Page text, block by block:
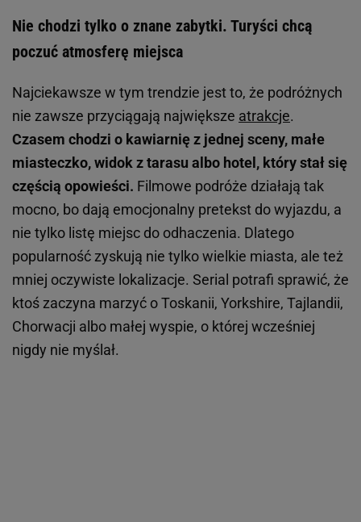
Nie chodzi tylko o znane zabytki. Turyści chcą
poczuć atmosferę miejsca
Najciekawsze w tym trendzie jest to, że podróżnych
nie zawsze przyciągają największe atrakcje.
Czasem chodzi o kawiarnię z jednej sceny, małe
miasteczko, widok z tarasu albo hotel, który stał się
częścią opowieści. Filmowe podróże działają tak
mocno, bo dają emocjonalny pretekst do wyjazdu, a
nie tylko listę miejsc do odhaczenia. Dlatego
popularność zyskują nie tylko wielkie miasta, ale też
mniej oczywiste lokalizacje. Serial potrafi sprawić, że
ktoś zaczyna marzyć o Toskanii, Yorkshire, Tajlandii,
Chorwacji albo małej wyspie, o której wcześniej
nigdy nie myślał.